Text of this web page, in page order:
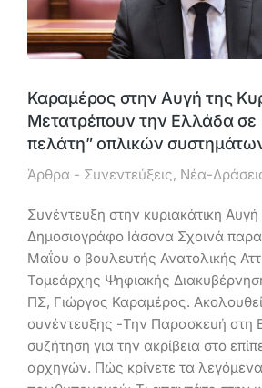
Καραμέρος στην Αυγή της
Μετατρέπουν την Ελλάδα σε
πελάτη” οπλικών
Άρθρα - Συνεντεύξεις, Νέα-
Συνέντευξη στην κυριακάτικη Αυγή
Δημοσιογράφο Ιάσονα Σχοινά
Μαΐου ο βουλευτής Ανατολικής
Τομεάρχης Ψηφιακής
ΠΣ, Γιώργος Καραμέρος. Ακολουθεί
συνέντευξης -Την Παρασκευή στη
συζήτηση για την ακρίβεια στο
αρχηγών. Πώς κρίνετε τα